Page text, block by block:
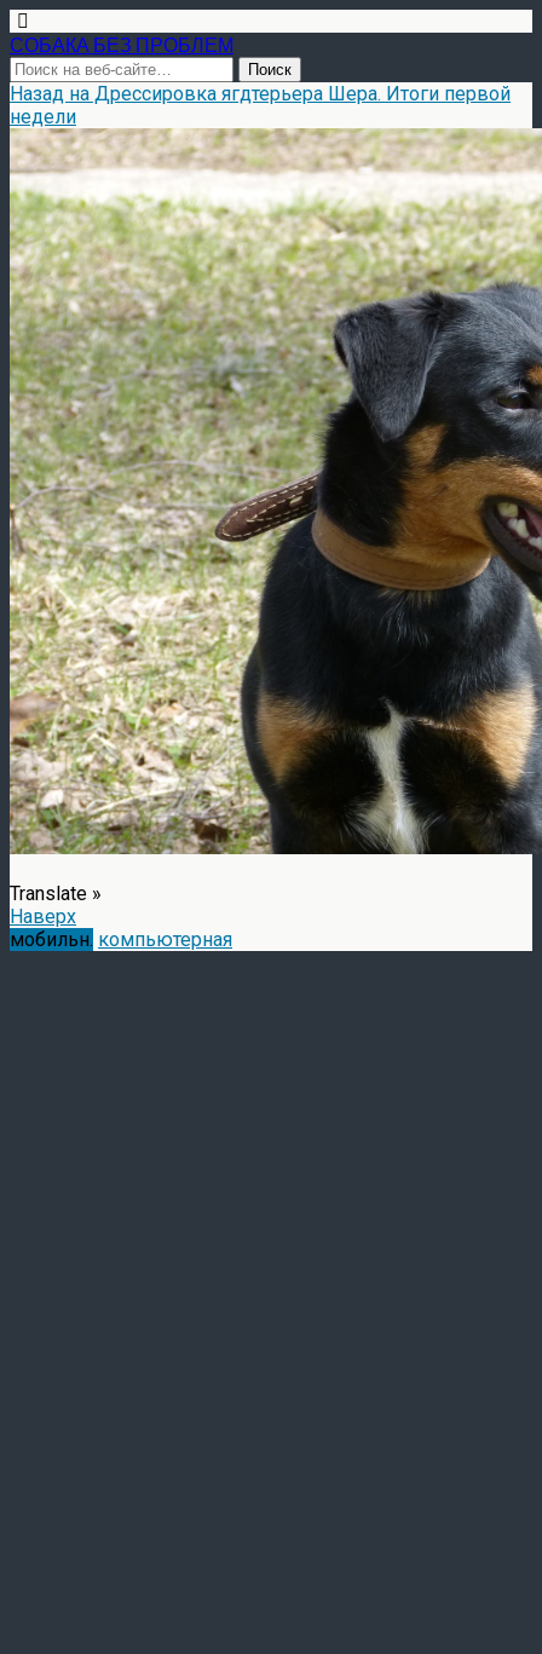
СОБАКА БЕЗ ПРОБЛЕМ
Назад на Дрессировка ягдтерьера Шера. Итоги первой
недели
Translate »
Наверх
мобильн. компьютерная